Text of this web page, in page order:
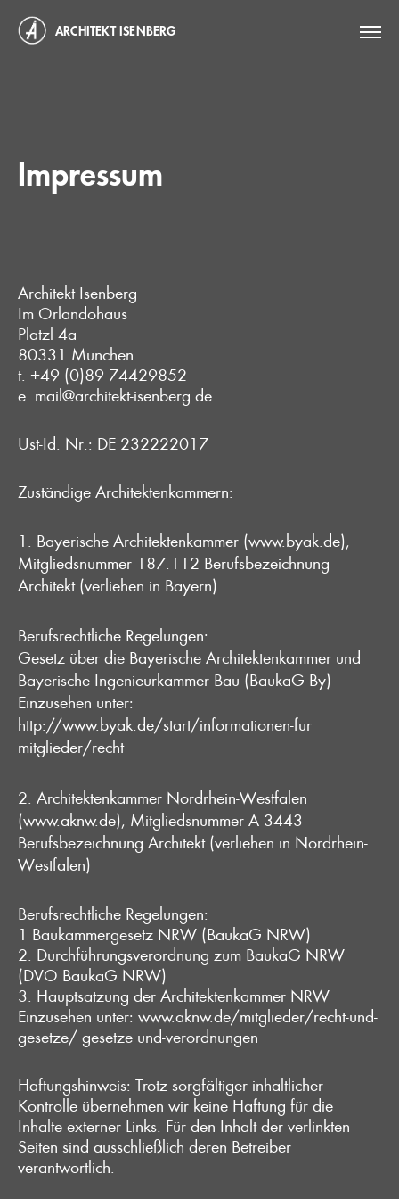
ARCHITEKT ISENBERG
Impressum
Architekt Isenberg
Im Orlandohaus
Platzl 4a
80331 München
t. +49 (0)89 74429852
e. mail@architekt-isenberg.de
Ust-Id. Nr.: DE 232222017
Zuständige Architektenkammern:
1. Bayerische Architektenkammer (www.byak.de),
Mitgliedsnummer 187.112 Berufsbezeichnung
Architekt (verliehen in Bayern)
Berufsrechtliche Regelungen:
Gesetz über die Bayerische Architektenkammer und
Bayerische Ingenieurkammer Bau (BaukaG By)
Einzusehen unter:
http://www.byak.de/start/informationen-fur
mitglieder/recht
2. Architektenkammer Nordrhein-Westfalen
(www.aknw.de), Mitgliedsnummer A 3443
Berufsbezeichnung Architekt (verliehen in Nordrhein-
Westfalen)
Berufsrechtliche Regelungen:
1 Baukammergesetz NRW (BaukaG NRW)
2. Durchführungsverordnung zum BaukaG NRW
(DVO BaukaG NRW)
3. Hauptsatzung der Architektenkammer NRW
Einzusehen unter: www.aknw.de/mitglieder/recht-und-
gesetze/ gesetze und-verordnungen
Haftungshinweis: Trotz sorgfältiger inhaltlicher
Kontrolle übernehmen wir keine Haftung für die
Inhalte externer Links. Für den Inhalt der verlinkten
Seiten sind ausschließlich deren Betreiber
verantwortlich.